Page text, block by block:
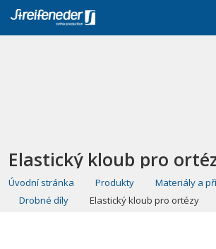
Elastický kloub pro
Úvodní stránka Produkty
Materiály a
Drobné díly
Elastický kloub pro ortézy